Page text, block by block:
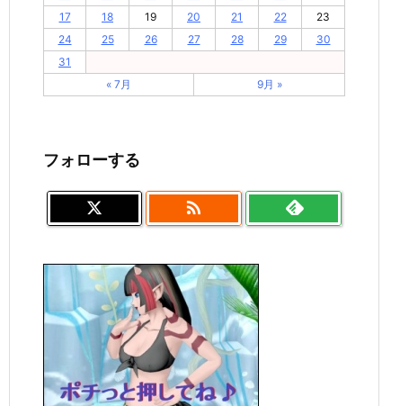
17
18 19 20 21 22
23
24
25 26 27 28 29
30
31
« 7月
9月 »
フォローする
